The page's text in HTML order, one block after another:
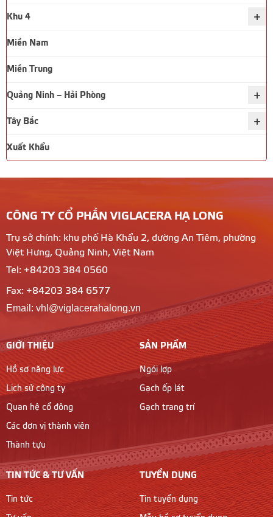
Khu 4 +
Miền Nam
Miền Trung
Quảng Ninh – Hải Phòng +
Tây Bắc +
Xuất Khẩu
CÔNG TY CỔ PHẦN VIGLACERA HẠ LONG
Trụ sở chính: khu phố Hà Khẩu 2, đường An Tiêm, phường
Việt Hưng, Quảng Ninh, Việt Nam
Tel: +84203 384 0560
Fax: +84203 384 6577
Email: vhl@viglacerahalong.vn
GIỚI THIỆU
Hồ sơ năng lực
Lịch sử công ty
Quan hệ cổ đông
Các đơn vị thành viên
Thành tựu
SẢN PHẨM
Ngói lợp
Gạch ốp lát
Gạch trang trí
TIN TỨC & TƯ VẤN
Tin tức
TUYỂN DỤNG
Tin tuyển dụng